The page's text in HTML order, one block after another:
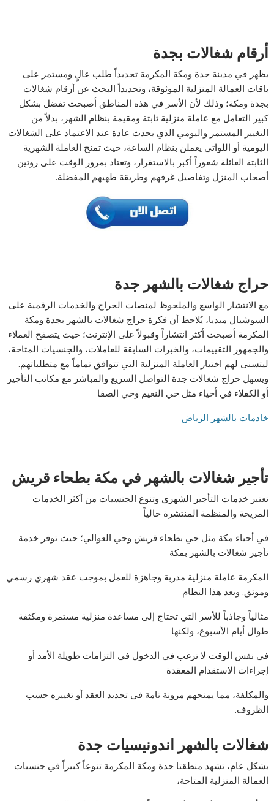
أرقام شغالات بجدة
يظهر في مدينة جدة ومكة المكرمة تحديداً طلب عالٍ ومستمر على
باقات العمالة المنزلية الموثوقة، وتحديداً البحث عن أرقام شغالات
بجدة ومكة؛ وذلك لأن الأسر في هذه المناطق أصبحت تفضل بشكل
كبير التعامل مع عاملة منزلية ثابتة ومقيمة بنظام الشهر، بدلاً من
التغيير المستمر واليومي الذي يحدث عادة عند الاعتماد على الشغالات
اليومية أو اللواتي يعملن بنظام الساعة، حيث تمنح العاملة الشهرية
الثابتة العائلة شعوراً أكبر بالاستقرار، وتعتاد بمرور الوقت على روتين
أصحاب المنزل وتفاصيل غرفهم وطريقة طهيهم المفضلة.
حراج شغالات بالشهر جدة
مع الانتشار الواسع والملحوظ لمنصات الحراج والخدمات الرقمية على
السوشيال ميديا، يُلاحظ أن فكرة حراج شغالات بالشهر بجدة ومكة
المكرمة أصبحت أكثر انتشاراً وقبولاً على الإنترنت؛ حيث يتصفح العملاء
والجمهور التقييمات، والخبرات السابقة للعاملات، والجنسيات المتاحة،
ليتسنى لهم اختيار العاملة المنزلية التي تتوافق تماماً مع متطلباتهم.
ويسهل حراج شغالات جدة التواصل السريع والمباشر مع مكاتب التأجير
أو الكفلاء في أحياء مثل حي النعيم وحي الصفا
خادمات بالشهر الرياض
تأجير شغالات بالشهر في مكة بطحاء قريش
تعتبر خدمات التأجير الشهري وتنوع الجنسيات من أكثر الخدمات
المريحة والمنظمة المنتشرة حالياً
في أحياء مكة مثل حي بطحاء قريش وحي العوالي؛ حيث توفر خدمة
تأجير شغالات بالشهر بمكة
المكرمة عاملة منزلية مدربة وجاهزة للعمل بموجب عقد شهري رسمي
وموثق. ويعد هذا النظام
مثالياً وجاذباً للأسر التي تحتاج إلى مساعدة منزلية مستمرة ومكثفة
طوال أيام الأسبوع، ولكنها
في نفس الوقت لا ترغب في الدخول في التزامات طويلة الأمد أو
إجراءات الاستقدام المعقدة
والمكلفة، مما يمنحهم مرونة تامة في تجديد العقد أو تغييره حسب
الظروف.
شغالات بالشهر اندونيسيات جدة
بشكل عام، تشهد منطقتا جدة ومكة المكرمة تنوعاً كبيراً في جنسيات
العمالة المنزلية المتاحة،